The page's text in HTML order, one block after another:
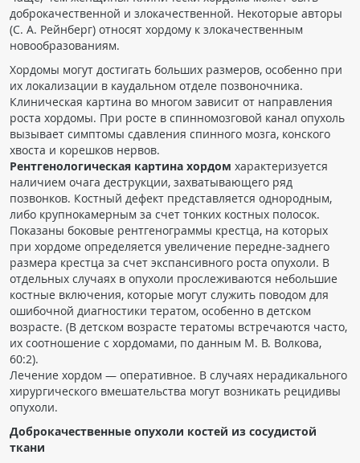
доброкачественной и злокачественной. Некоторые авторы
(С. А. Рейнберг) относят хордому к злокачественным
новообразованиям.
Хордомы могут достигать больших размеров, особенно при
их локализации в каудальном отделе позвоночника.
Клиническая картина во многом зависит от направления
роста хордомы. При росте в спинномозговой канал опухоль
вызывает симптомы сдавления спинного мозга, конского
хвоста и корешков нервов.
Рентгенологическая картина хордом характеризуется
наличием очага деструкции, захватывающего ряд
позвонков. Костный дефект представляется однородным,
либо крупнокамерным за счет тонких костных полосок.
Показаны боковые рентгенограммы крестца, на которых
при хордоме определяется увеличение передне-заднего
размера крестца за счет экспансивного роста опухоли. В
отдельных случаях в опухоли прослеживаются небольшие
костные включения, которые могут служить поводом для
ошибочной диагностики тератом, особенно в детском
возрасте. (В детском возрасте тератомы встречаются часто,
их соотношение с хордомами, по данным М. В. Волкова,
60:2).
Лечение хордом — оперативное. В случаях нерадикального
хирургического вмешательства могут возникать рецидивы
опухоли.
Доброкачественные опухоли костей из сосудистой
ткани